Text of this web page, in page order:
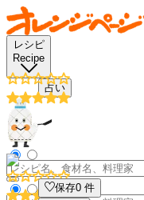
レシピ
Recipe
占い
保存0 件